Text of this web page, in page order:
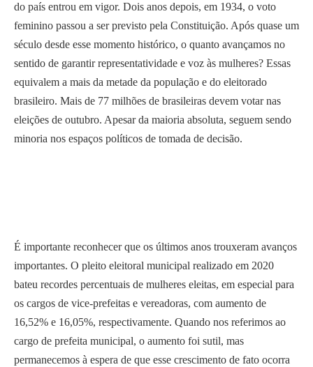
do país entrou em vigor. Dois anos depois, em 1934, o voto
feminino passou a ser previsto pela Constituição. Após quase um
século desde esse momento histórico, o quanto avançamos no
sentido de garantir representatividade e voz às mulheres? Essas
equivalem a mais da metade da população e do eleitorado
brasileiro. Mais de 77 milhões de brasileiras devem votar nas
eleições de outubro. Apesar da maioria absoluta, seguem sendo
minoria nos espaços políticos de tomada de decisão.
É importante reconhecer que os últimos anos trouxeram avanços
importantes. O pleito eleitoral municipal realizado em 2020
bateu recordes percentuais de mulheres eleitas, em especial para
os cargos de vice-prefeitas e vereadoras, com aumento de
16,52% e 16,05%, respectivamente. Quando nos referimos ao
cargo de prefeita municipal, o aumento foi sutil, mas
permanecemos à espera de que esse crescimento de fato ocorra